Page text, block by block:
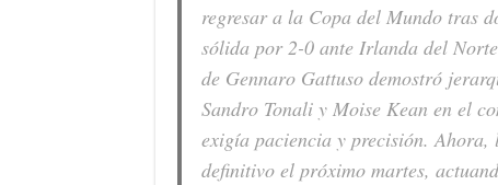
regresar a la Copa del Mundo tras
sólida por 2-0 ante Irlanda del
de Gennaro Gattuso demostró
Sandro Tonali y Moise Kean en el
exigía paciencia y precisión.
definitivo el próximo martes,